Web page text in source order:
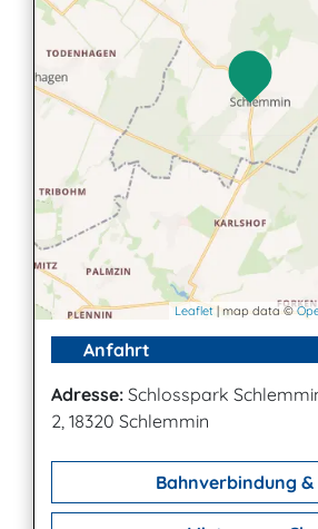
Leaflet | map data ©
Anfahrt
Adresse: Schlosspark
2, 18320 Schlemmin
Bahnverbindung &